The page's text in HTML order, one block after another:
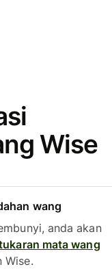
Wise
wang
anda akan
mata wang
Wise.